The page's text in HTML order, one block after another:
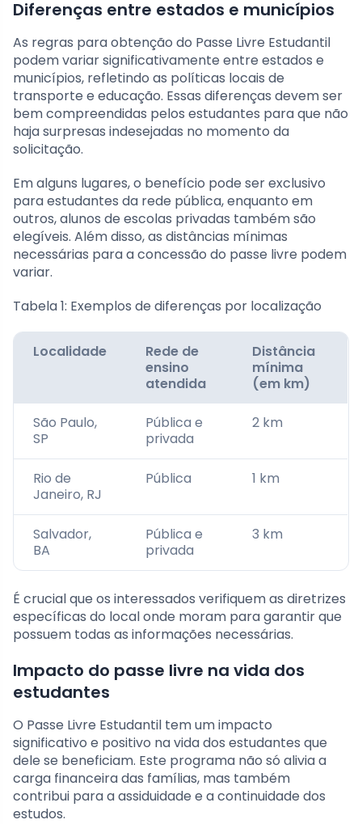
Diferenças entre estados e municípios
As regras para obtenção do Passe Livre Estudantil
podem variar significativamente entre estados e
municípios, refletindo as políticas locais de
transporte e educação. Essas diferenças devem ser
bem compreendidas pelos estudantes para que não
haja surpresas indesejadas no momento da
solicitação.
Em alguns lugares, o benefício pode ser exclusivo
para estudantes da rede pública, enquanto em
outros, alunos de escolas privadas também são
elegíveis. Além disso, as distâncias mínimas
necessárias para a concessão do passe livre podem
variar.
Tabela 1: Exemplos de diferenças por localização
Localidade
Rede de
ensino
atendida
Distância
mínima
(em km)
São Paulo,
SP
Pública e
privada
2 km
Rio de
Janeiro, RJ
Pública 1 km
Salvador,
BA
Pública e
privada
3 km
É crucial que os interessados verifiquem as diretrizes
específicas do local onde moram para garantir que
possuem todas as informações necessárias.
Impacto do passe livre na vida dos
estudantes
O Passe Livre Estudantil tem um impacto
significativo e positivo na vida dos estudantes que
dele se beneficiam. Este programa não só alivia a
carga financeira das famílias, mas também
contribui para a assiduidade e a continuidade dos
estudos.